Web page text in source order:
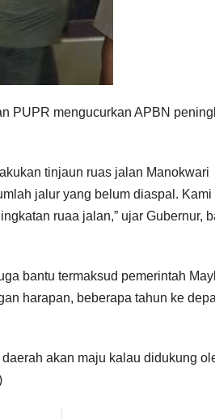
PUPR mengucurkan APBN
tinjaun ruas jalan Manokwari
jalur yang belum diaspal. Kami
ruaa jalan,” ujar Gubernur,
bantu termaksud pemerintah
harapan, beberapa tahun ke
akan maju kalau didukung